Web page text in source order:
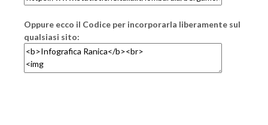
Oppure ecco il Codice per incorporarla liberamente sul
qualsiasi sito: